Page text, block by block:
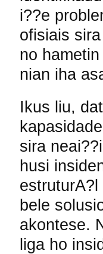
i??e
ofisiais
no
nian iha
Ikus liu,
sira
husi
bele
akontese.
liga ho